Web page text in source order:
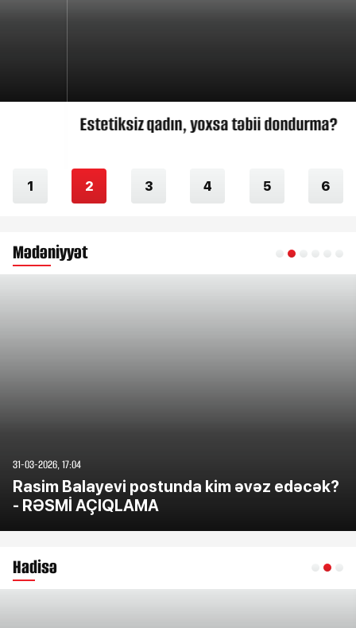
Estetiksiz qadın, yoxsa təbii dondurma?
1 2 3 4 5 6
Mədəniyyət
31-03-2026, 17:04
Rasim Balayevi postunda kim əvəz edəcək?
- RƏSMİ AÇIQLAMA
Hadisə